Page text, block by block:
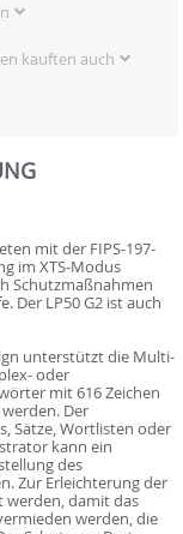
kauften auch
mit der FIPS-197-
im XTS-Modus
Schutzmaßnahmen
Der LP50 G2 ist auch
unterstützt die Multi-
oder
mit 616 Zeichen
Der
Sätze, Wortlisten oder
kann ein
des
Zur Erleichterung der
werden, damit das
werden, die